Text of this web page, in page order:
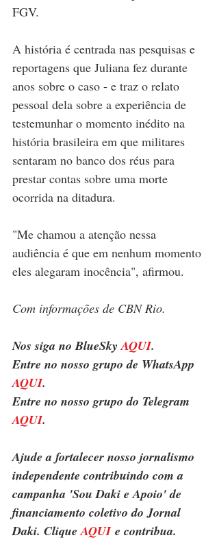
FGV.
A história é centrada nas pesquisas e
reportagens que Juliana fez durante
anos sobre o caso - e traz o relato
pessoal dela sobre a experiência de
testemunhar o momento inédito na
história brasileira em que militares
sentaram no banco dos réus para
prestar contas sobre uma morte
ocorrida na ditadura.
"Me chamou a atenção nessa
audiência é que em nenhum momento
eles alegaram inocência", afirmou.
Com informações de CBN Rio.
Nos siga no BlueSky AQUI.
Entre no nosso grupo de WhatsApp
AQUI.
Entre no nosso grupo do Telegram
AQUI.
Ajude a fortalecer nosso jornalismo
independente contribuindo com a
campanha 'Sou Daki e Apoio' de
financiamento coletivo do Jornal
Daki. Clique AQUI e contribua.